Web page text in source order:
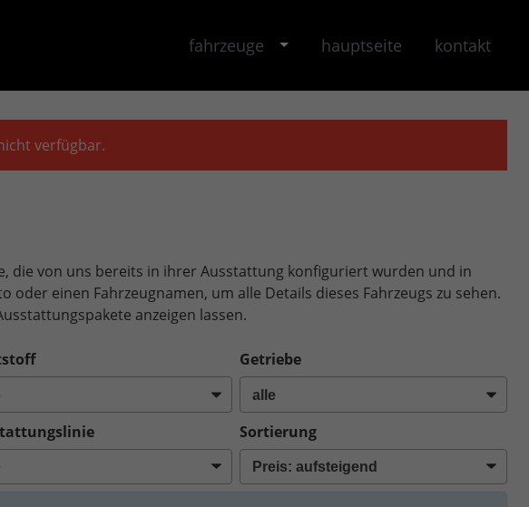
fahrzeuge hauptseite kontakt
verfügbar.
die von uns bereits in ihrer Ausstattung konfiguriert wurden und in
oder einen Fahrzeugnamen, um alle Details dieses Fahrzeugs zu sehen.
anzeigen lassen.
Getriebe
Sortierung